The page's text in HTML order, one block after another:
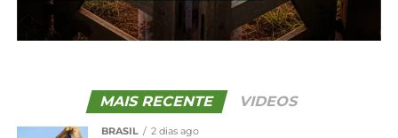
TÓPICOS RELACIONADOS:
menor demanda mantém preço
enfraquecido
MAIS RECENTE VIDEOS
BRASIL 2 dias ago